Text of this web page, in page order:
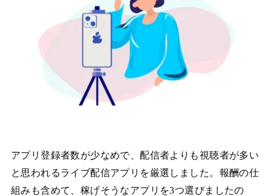
アプリ登録者数が少なめで、配信者よりも視聴者が多い
と思われるライブ配信アプリを厳選しました。報酬の仕
組みも含めて、稼げそうなアプリを3つ選びましたの